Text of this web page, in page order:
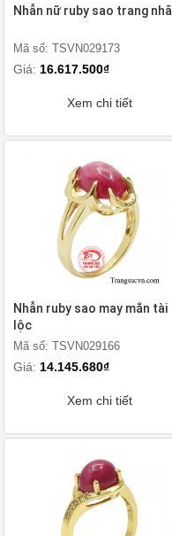
Nhẫn nữ ruby sao trang nhã
Mã số: TSVN029173
Giá: 16.617.500₫
Xem chi tiết
Nhẫn ruby sao may mắn tài
lộc
Mã số: TSVN029166
Giá: 14.145.680₫
Xem chi tiết